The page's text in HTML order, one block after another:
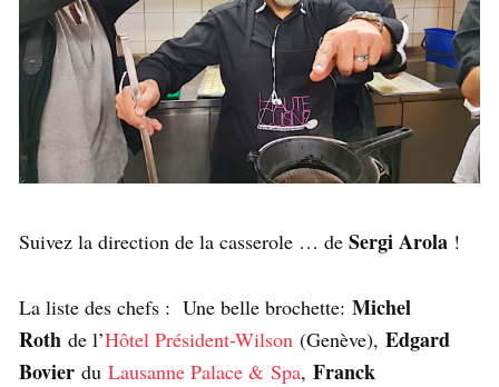
Suivez la direction de la casserole … de Sergi Arola !
La liste des chefs : Une belle brochette: Michel
Roth de l’Hôtel Président-Wilson (Genève), Edgard
Bovier du Lausanne Palace & Spa, Franck